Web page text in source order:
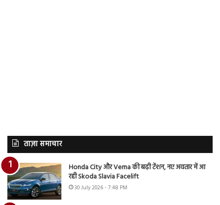
ताज़ा समाचार
Honda City और Verna की बढ़ी टेंशन, नए अवतार में आ
रही Skoda Slavia Facelift
30 July 2026 - 7:48 PM